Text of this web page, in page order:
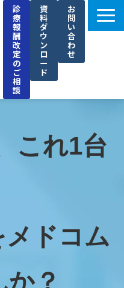
診
療
報
酬
改
定
の
ご
相
談
資
料
ダ
ウ
ン
ロ
ー
ド
お
問
い
合
わ
せ
これ1台
ドコム
？